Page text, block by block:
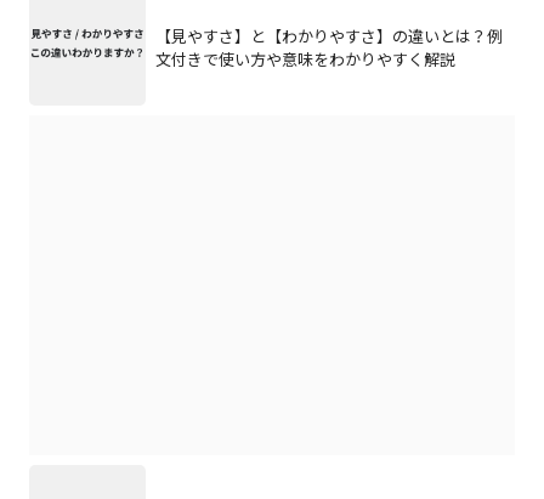
【見やすさ】と【わかりやすさ】の違いとは？例
文付きで使い方や意味をわかりやすく解説